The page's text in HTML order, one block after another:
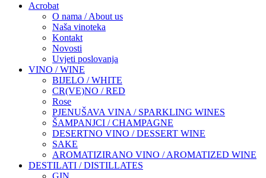
Acrobat
O nama / About us
Naša vinoteka
Kontakt
Novosti
Uvjeti poslovanja
VINO / WINE
BIJELO / WHITE
CR(VE)NO / RED
Rose
PJENUŠAVA VINA / SPARKLING WINES
ŠAMPANJCI / CHAMPAGNE
DESERTNO VINO / DESSERT WINE
SAKE
AROMATIZIRANO VINO / AROMATIZED WINE
DESTILATI / DISTILLATES
GIN